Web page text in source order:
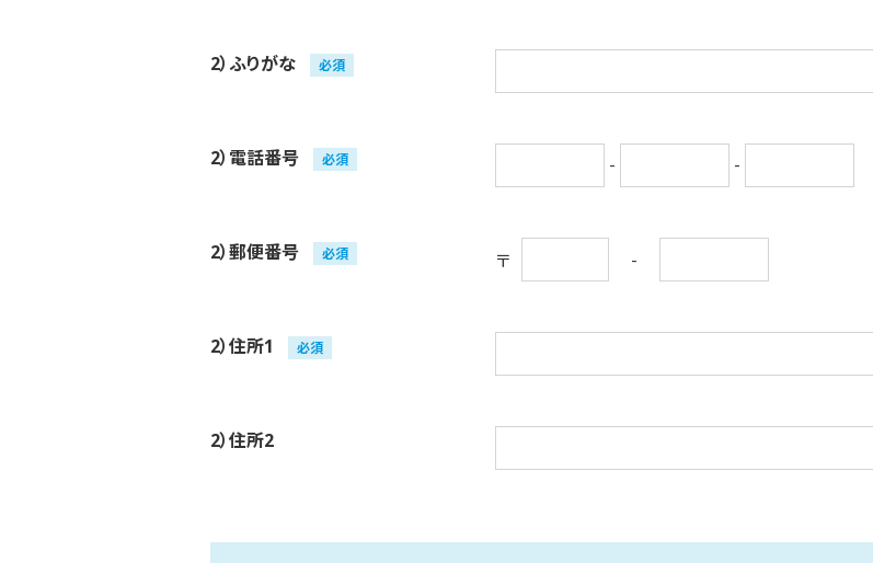
2）ふりがな 必須
2）電話番号 必須 - -
2）郵便番号 必須 〒 -
2）住所1 必須
2）住所2